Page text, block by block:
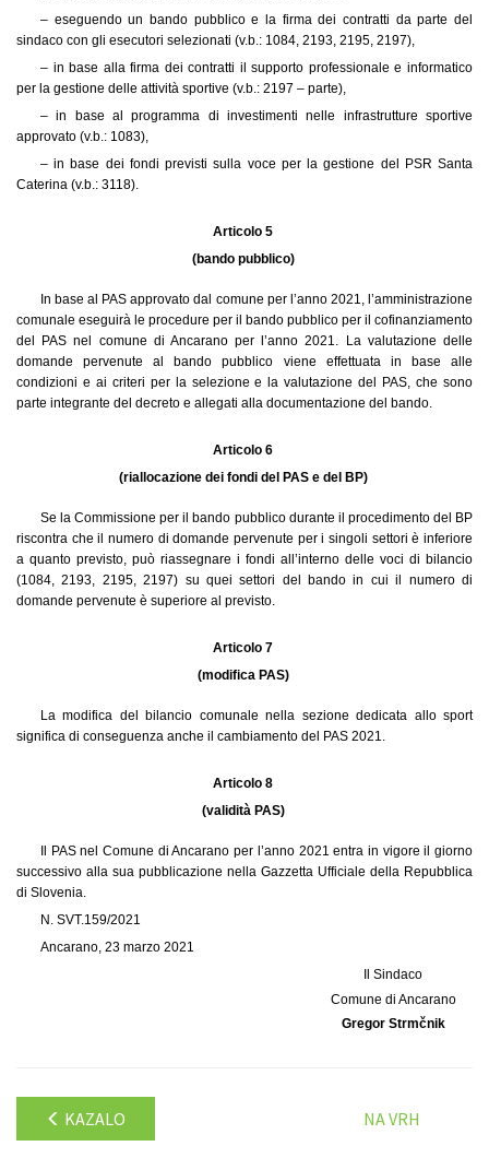
– eseguendo un bando pubblico e la firma dei contratti da parte del
sindaco con gli esecutori selezionati (v.b.: 1084, 2193, 2195, 2197),
– in base alla firma dei contratti il supporto professionale e informatico
per la gestione delle attività sportive (v.b.: 2197 – parte),
– in base al programma di investimenti nelle infrastrutture sportive
approvato (v.b.: 1083),
– in base dei fondi previsti sulla voce per la gestione del PSR Santa
Caterina (v.b.: 3118).
Articolo 5
(bando pubblico)
In base al PAS approvato dal comune per l’anno 2021, l’amministrazione
comunale eseguirà le procedure per il bando pubblico per il cofinanziamento
del PAS nel comune di Ancarano per l’anno 2021. La valutazione delle
domande pervenute al bando pubblico viene effettuata in base alle
condizioni e ai criteri per la selezione e la valutazione del PAS, che sono
parte integrante del decreto e allegati alla documentazione del bando.
Articolo 6
(riallocazione dei fondi del PAS e del BP)
Se la Commissione per il bando pubblico durante il procedimento del BP
riscontra che il numero di domande pervenute per i singoli settori è inferiore
a quanto previsto, può riassegnare i fondi all’interno delle voci di bilancio
(1084, 2193, 2195, 2197) su quei settori del bando in cui il numero di
domande pervenute è superiore al previsto.
Articolo 7
(modifica PAS)
La modifica del bilancio comunale nella sezione dedicata allo sport
significa di conseguenza anche il cambiamento del PAS 2021.
Articolo 8
(validità PAS)
Il PAS nel Comune di Ancarano per l’anno 2021 entra in vigore il giorno
successivo alla sua pubblicazione nella Gazzetta Ufficiale della Repubblica
di Slovenia.
N. SVT.159/2021
Ancarano, 23 marzo 2021
Il Sindaco
Comune di Ancarano
Gregor Strmčnik
KAZALO NA VRH